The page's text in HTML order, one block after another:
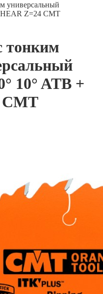
универсальный
Z=24 CMT
тонким
10° ATB +
CMT